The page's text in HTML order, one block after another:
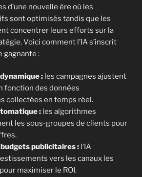
d’une nouvelle ère où les
sont optimisés tandis que les
concentrer leurs efforts sur la
Voici comment l’IA s’inscrit
gagnante :
: les campagnes ajustent
fonction des données
collectées en temps réel.
: les algorithmes
les sous-groupes de clients pour
publicitaires : l’IA
vers les canaux les
maximiser le ROI.